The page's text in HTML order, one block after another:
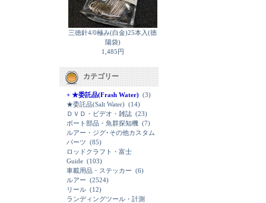
三徳針4/0極み(白金)25本入(徳
陽袋)
1,485円
カテゴリー
+ ★委託品(Frash Water) (3)
★委託品(Salt Water) (14)
ＤＶＤ・ビデオ・雑誌 (23)
ボート部品・魚群探知機 (7)
ルアー・ジグ･その他カスタム
パーツ (85)
ロッドクラフト・富士
Guide (103)
車載用品・ステッカー (6)
ルアー (2524)
リール (12)
ランディングツール・計測